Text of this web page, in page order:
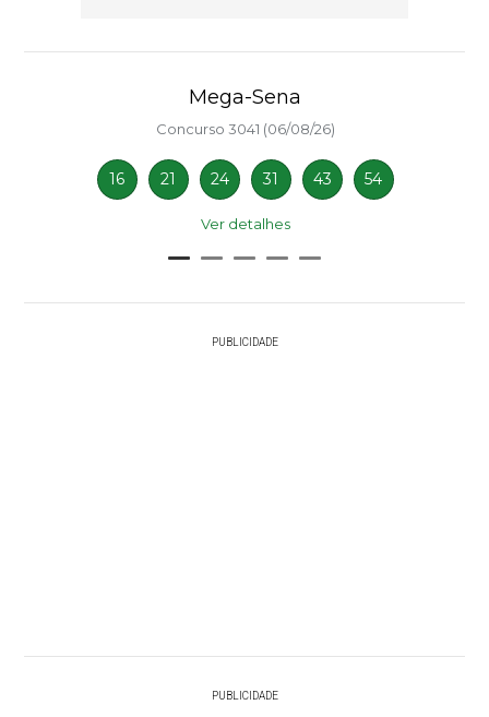
Mega-Sena
Concurso 3041 (06/08/26)
16 21 24 31 43 54
Ver detalhes
PUBLICIDADE
PUBLICIDADE